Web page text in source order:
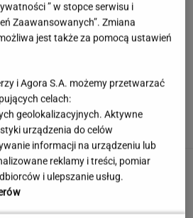
biżuterię. Normy bezpieczeństwa
setki razy
w Kancelarii Prezydenta.
spotkanie"
” w stopce serwisu i
Zaawansowanych”. Zmiana
jest także za pomocą ustawień
i Agora S.A. możemy przetwarzać
celach:
geolokalizacyjnych. Aktywne
urządzenia do celów
informacji na urządzeniu lub
reklamy i treści, pomiar
i ulepszanie usług.